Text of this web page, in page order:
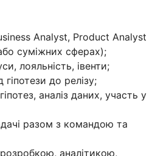
Analyst, Product Analyst
суміжних сферах);
лояльність, івенти;
до релізу;
аналіз даних, участь у
разом з командою та
аналітикою,